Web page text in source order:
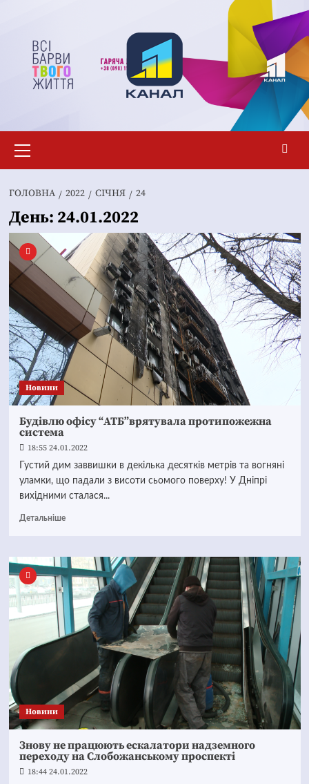
вмісту
меню
ГОЛОВНА 2022 СІЧНЯ 24
День: 24.01.2022
Новини
Будівлю офісу “АТБ”врятувала протипожежна
система
18:55 24.01.2022
Густий дим заввишки в декілька десятків метрів та вогняні
уламки, що падали з висоти сьомого поверху! У Дніпрі
вихідними сталася...
Детальніше
Новини
Знову не працюють ескалатори надземного
переходу на Слобожанському проспекті
18:44 24.01.2022